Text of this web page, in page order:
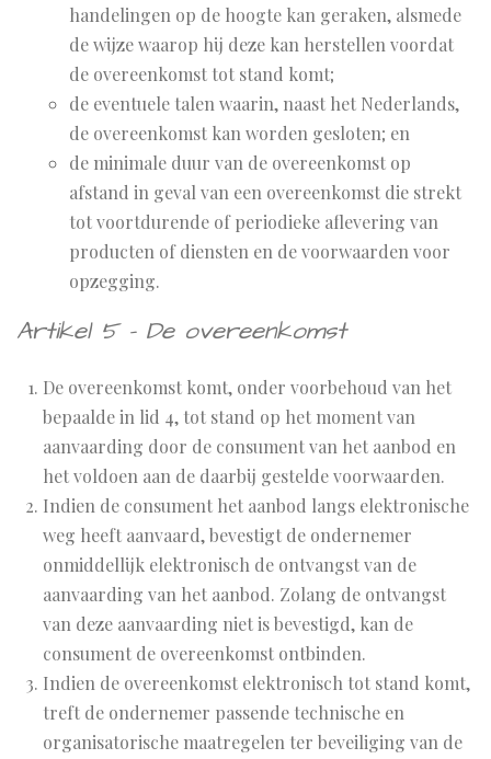
handelingen op de hoogte kan geraken, alsmede
de wijze waarop hij deze kan herstellen voordat
de overeenkomst tot stand komt;
de eventuele talen waarin, naast het Nederlands,
de overeenkomst kan worden gesloten; en
de minimale duur van de overeenkomst op
afstand in geval van een overeenkomst die strekt
tot voortdurende of periodieke aflevering van
producten of diensten en de voorwaarden voor
opzegging.
Artikel 5 - De overeenkomst
De overeenkomst komt, onder voorbehoud van het
bepaalde in lid 4, tot stand op het moment van
aanvaarding door de consument van het aanbod en
het voldoen aan de daarbij gestelde voorwaarden.
Indien de consument het aanbod langs elektronische
weg heeft aanvaard, bevestigt de ondernemer
onmiddellijk elektronisch de ontvangst van de
aanvaarding van het aanbod. Zolang de ontvangst
van deze aanvaarding niet is bevestigd, kan de
consument de overeenkomst ontbinden.
Indien de overeenkomst elektronisch tot stand komt,
treft de ondernemer passende technische en
organisatorische maatregelen ter beveiliging van de